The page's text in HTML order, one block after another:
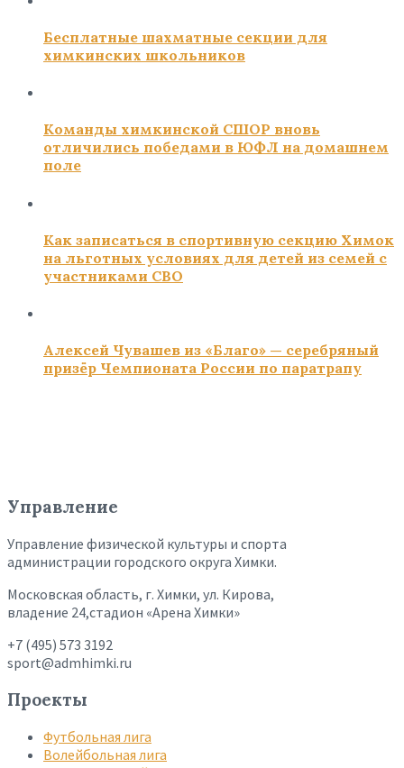
Бесплатные шахматные секции для
химкинских школьников
Команды химкинской СШОР вновь
отличились победами в ЮФЛ на домашнем
поле
Как записаться в спортивную секцию Химок
на льготных условиях для детей из семей с
участниками СВО
Алексей Чувашев из «Благо» — серебряный
призёр Чемпионата России по паратрапу
Управление
Управление физической культуры и спорта
администрации городского округа Химки.
Московская область, г. Химки, ул. Кирова,
владение 24,стадион «Арена Химки»
+7 (495) 573 3192
sport@admhimki.ru
Проекты
Футбольная лига
Волейбольная лига